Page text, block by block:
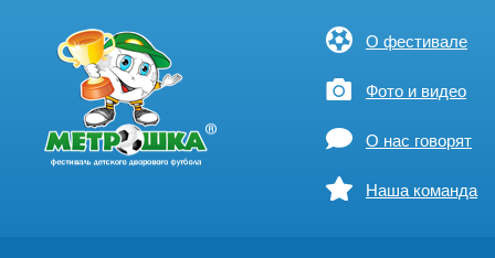
О фестивале
Фото и видео
О нас говорят
Наша команда